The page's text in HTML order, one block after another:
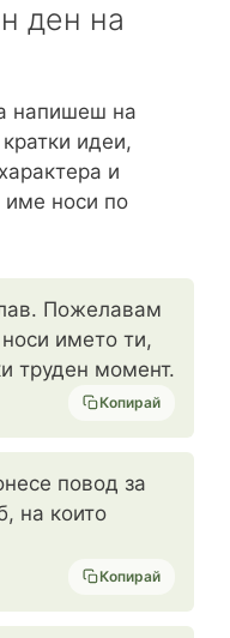
ден на
напишеш на
идеи,
и
име носи по
Пожелавам
името ти,
труден момент.
Копирай
повод за
на които
Копирай